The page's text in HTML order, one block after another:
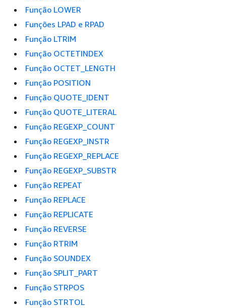
Função LOWER
Funções LPAD e RPAD
Função LTRIM
Função OCTETINDEX
Função OCTET_LENGTH
Função POSITION
Função QUOTE_IDENT
Função QUOTE_LITERAL
Função REGEXP_COUNT
Função REGEXP_INSTR
Função REGEXP_REPLACE
Função REGEXP_SUBSTR
Função REPEAT
Função REPLACE
Função REPLICATE
Função REVERSE
Função RTRIM
Função SOUNDEX
Função SPLIT_PART
Função STRPOS
Função STRTOL